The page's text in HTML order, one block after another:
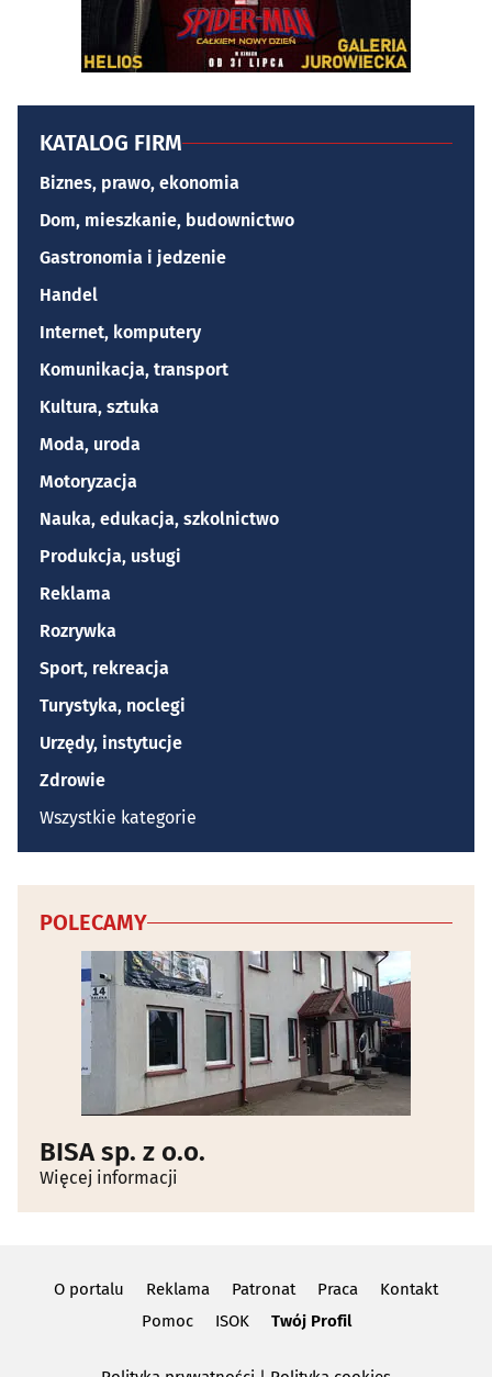
KATALOG FIRM
Biznes, prawo, ekonomia
Dom, mieszkanie, budownictwo
Gastronomia i jedzenie
Handel
Internet, komputery
Komunikacja, transport
Kultura, sztuka
Moda, uroda
Motoryzacja
Nauka, edukacja, szkolnictwo
Produkcja, usługi
Reklama
Rozrywka
Sport, rekreacja
Turystyka, noclegi
Urzędy, instytucje
Zdrowie
Wszystkie kategorie
POLECAMY
BISA sp. z o.o.
Więcej informacji
O portalu Reklama Patronat Praca
Kontakt
Pomoc
ISOK Twój Profil